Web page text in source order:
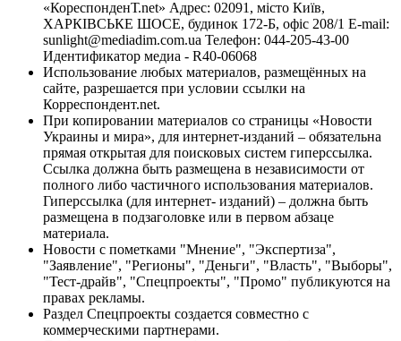
«КореспонденТ.net» Адрес: 02091, місто Київ,
ХАРКІВСЬКЕ ШОСЕ, будинок 172-Б, офіс 208/1 E-mail:
sunlight@mediadim.com.ua Телефон: 044-205-43-00
Идентификатор медиа - R40-06068
Использование любых материалов, размещённых на
сайте, разрешается при условии ссылки на
Корреспондент.net.
При копировании материалов со страницы «Новости
Украины и мира», для интернет-изданий – обязательна
прямая открытая для поисковых систем гиперссылка.
Ссылка должна быть размещена в независимости от
полного либо частичного использования материалов.
Гиперссылка (для интернет- изданий) – должна быть
размещена в подзаголовке или в первом абзаце
материала.
Новости с пометками "Мнение", "Экспертиза",
"Заявление", "Регионы", "Деньги", "Власть", "Выборы",
"Тест-драйв", "Спецпроекты", "Промо" публикуются на
правах рекламы.
Раздел Спецпроекты создается совместно с
коммерческими партнерами.